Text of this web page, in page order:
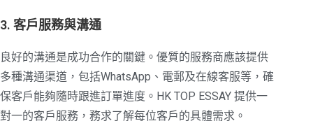
3. 客戶服務與溝通
良好的溝通是成功合作的關鍵。優質的服務商應該提供
多種溝通渠道，包括WhatsApp、電郵及在線客服等，確
保客戶能夠隨時跟進訂單進度。HK TOP ESSAY 提供一
對一的客戶服務，務求了解每位客戶的具體需求。